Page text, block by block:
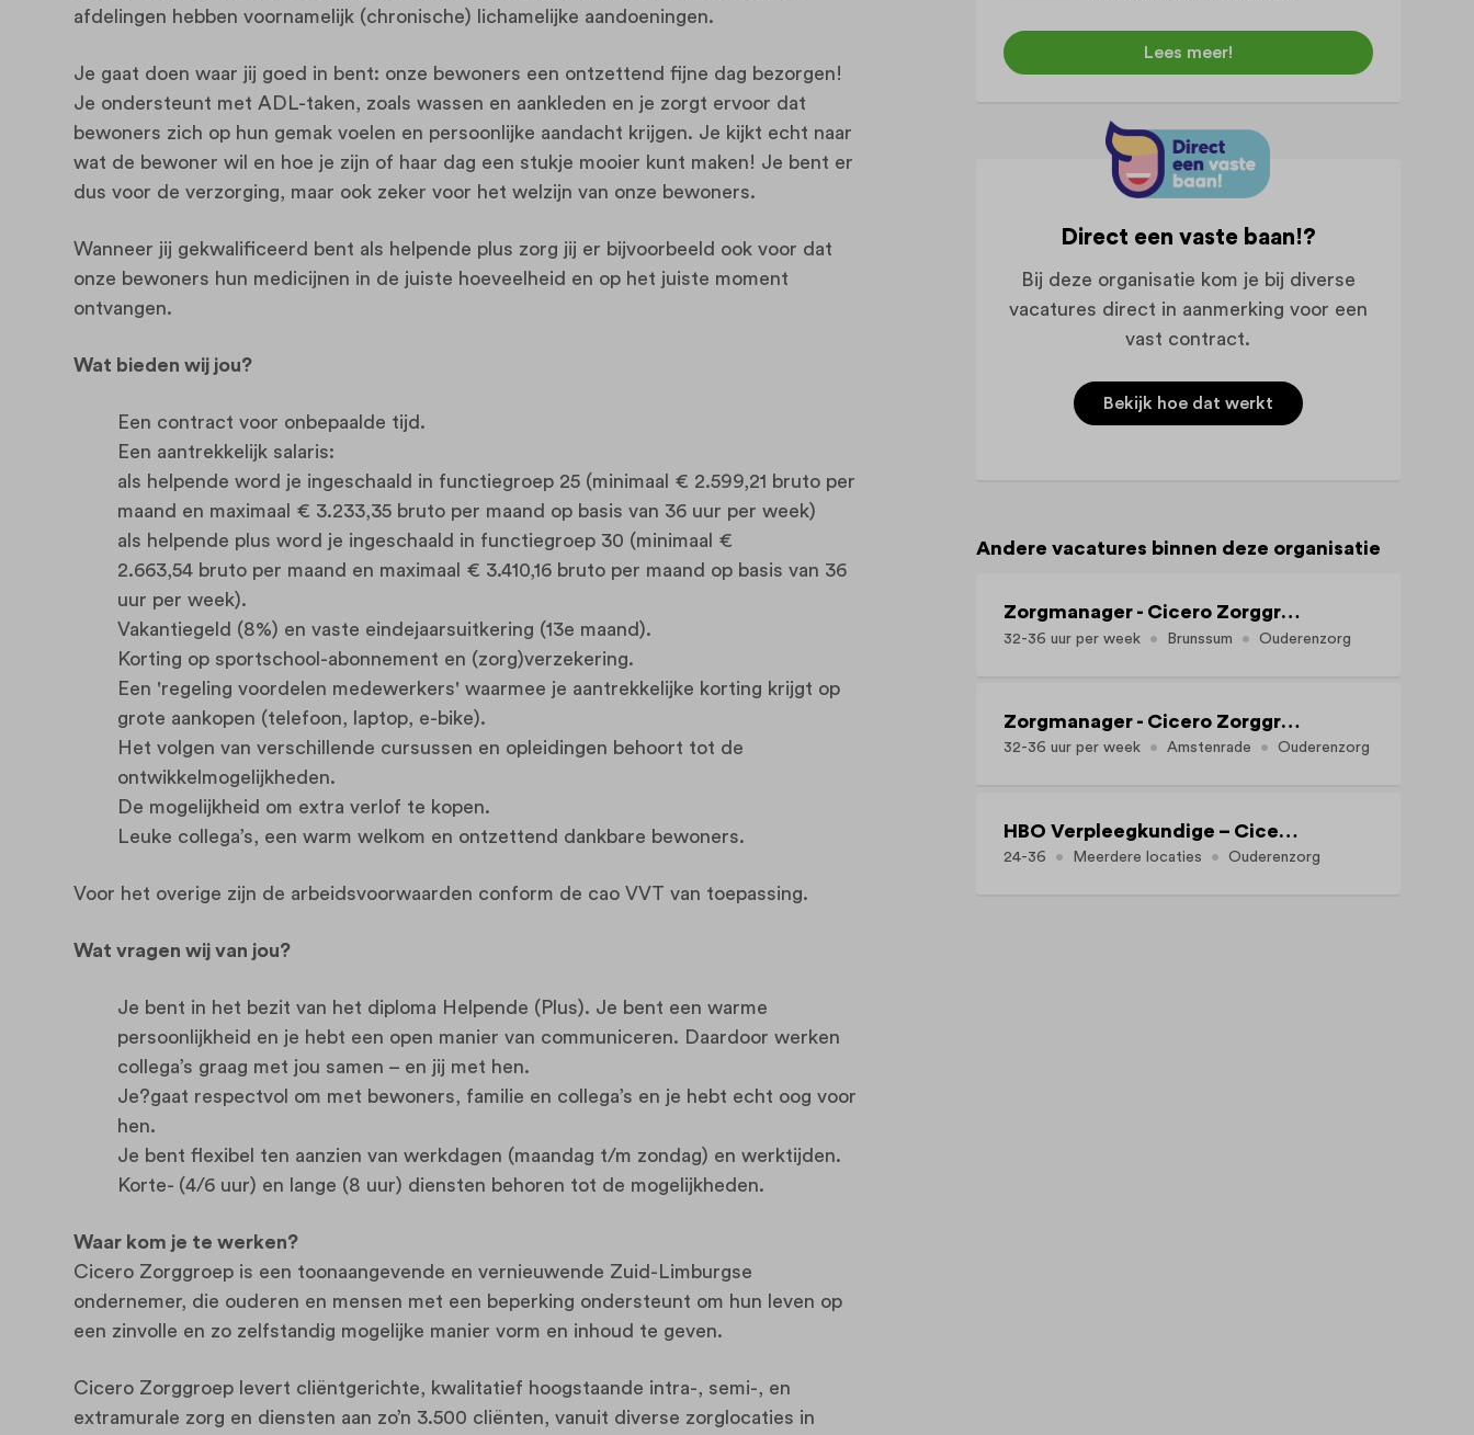
afdelingen hebben voornamelijk (chronische) lichamelijke aandoeningen.
Je gaat doen waar jij goed in bent: onze bewoners een ontzettend fijne dag bezorgen!
Je ondersteunt met ADL-taken, zoals wassen en aankleden en je zorgt ervoor dat
bewoners zich op hun gemak voelen en persoonlijke aandacht krijgen. Je kijkt echt naar
wat de bewoner wil en hoe je zijn of haar dag een stukje mooier kunt maken! Je bent er
dus voor de verzorging, maar ook zeker voor het welzijn van onze bewoners.
Wanneer jij gekwalificeerd bent als helpende plus zorg jij er bijvoorbeeld ook voor dat
onze bewoners hun medicijnen in de juiste hoeveelheid en op het juiste moment
ontvangen.
Wat bieden wij jou?
Een contract voor onbepaalde tijd.
Een aantrekkelijk salaris:
als helpende word je ingeschaald in functiegroep 25 (minimaal € 2.599,21 bruto per
maand en maximaal € 3.233,35 bruto per maand op basis van 36 uur per week)
als helpende plus word je ingeschaald in functiegroep 30 (minimaal €
2.663,54 bruto per maand en maximaal € 3.410,16 bruto per maand op basis van 36
uur per week).
Vakantiegeld (8%) en vaste eindejaarsuitkering (13e maand).
Korting op sportschool-abonnement en (zorg)verzekering.
Een 'regeling voordelen medewerkers' waarmee je aantrekkelijke korting krijgt op
grote aankopen (telefoon, laptop, e-bike).
Het volgen van verschillende cursussen en opleidingen behoort tot de
ontwikkelmogelijkheden.
De mogelijkheid om extra verlof te kopen.
Leuke collega’s, een warm welkom en ontzettend dankbare bewoners.
Voor het overige zijn de arbeidsvoorwaarden conform de cao VVT van toepassing.
Wat vragen wij van jou?
Je bent in het bezit van het diploma Helpende (Plus). Je bent een warme
persoonlijkheid en je hebt een open manier van communiceren. Daardoor werken
collega’s graag met jou samen – en jij met hen.
Je?gaat respectvol om met bewoners, familie en collega’s en je hebt echt oog voor
hen.
Je bent flexibel ten aanzien van werkdagen (maandag t/m zondag) en werktijden.
Korte- (4/6 uur) en lange (8 uur) diensten behoren tot de mogelijkheden.
Waar kom je te werken?
Cicero Zorggroep is een toonaangevende en vernieuwende Zuid-Limburgse
ondernemer, die ouderen en mensen met een beperking ondersteunt om hun leven op
een zinvolle en zo zelfstandig mogelijke manier vorm en inhoud te geven.
Cicero Zorggroep levert cliëntgerichte, kwalitatief hoogstaande intra-, semi-, en
extramurale zorg en diensten aan zo’n 3.500 cliënten, vanuit diverse zorglocaties in
Lees meer!
Direct een vaste baan!?
Bij deze organisatie kom je bij diverse
vacatures direct in aanmerking voor een
vast contract.
Bekijk hoe dat werkt
Andere vacatures binnen deze organisatie
Zorgmanager - Cicero Zorggroep (Brunssum, 32-36 uur per week)
32-36 uur per week Brunssum Ouderenzorg
Zorgmanager - Cicero Zorggroep (Amstenrade, 32-36 uur per week)
32-36 uur per week Amstenrade Ouderenzorg
HBO Verpleegkundige – Cicero Zorggroep (Brunssum e.o., 24-36 uur per week)
24-36 Meerdere locaties Ouderenzorg